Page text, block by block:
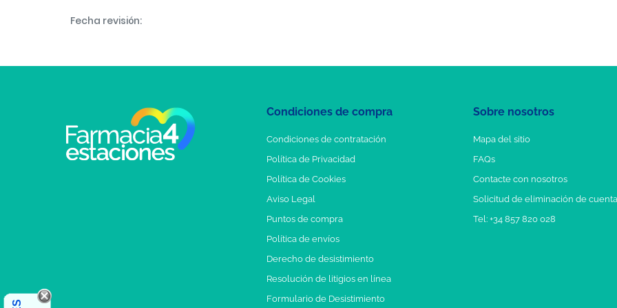
Fecha revisión:
Condiciones de compra
Condiciones de contratación
Política de Privacidad
Política de Cookies
Aviso Legal
Puntos de compra
Política de envíos
Derecho de desistimiento
Resolución de litigios en línea
Formulario de Desistimiento
Sobre nosotros
Mapa del sitio
FAQs
Contacte con nosotros
Solicitud de eliminación de cuenta
Tel: +34 857 820 028